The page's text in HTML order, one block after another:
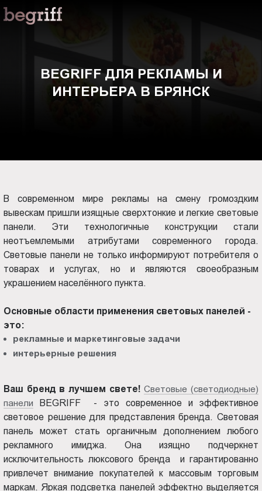
BEGRIFF
рекламы
в
BEGRIFF ДЛЯ РЕКЛАМЫ И
ИНТЕРЬЕРА В БРЯНСК
В современном мире рекламы на смену громоздким
вывескам пришли изящные сверхтонкие и легкие световые
панели. Эти технологичные конструкции стали
неотъемлемыми атрибутами современного города.
Световые панели не только информируют потребителя о
товарах и услугах, но и являются своеобразным
украшением населённого пункта.
Основные области применения световых панелей -
это:
рекламные и маркетинговые задачи
интерьерные решения
Ваш бренд в лучшем свете!Световые (светодиодные)
панели BEGRIFF - это современное и эффективное
световое решение для представления бренда. Световая
панель может стать органичным дополнением любого
рекламного имиджа. Она изящно подчеркнет
исключительность люксового бренда и гарантированно
привлечет внимание покупателей к массовым торговым
маркам. Яркая подсветка панелей эффектно выделяется
ООО
"Компания
д.
707
sales@begriff.ru
+73433454747
RUB
Пн.-
Пт.:
9.00-
Сб.,
Вс.:
выходной